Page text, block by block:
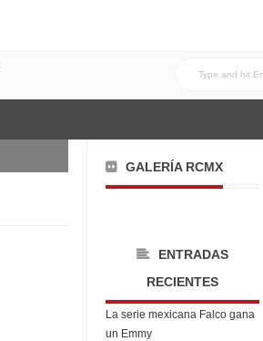
GALERÍA RCMX
ENTRADAS
RECIENTES
La serie mexicana Falco gana
un Emmy